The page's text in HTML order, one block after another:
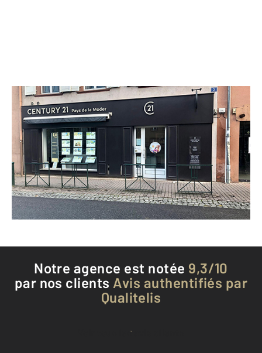
CENTURY 21 Pays de la Moder
3 rue des Dominicains
HAGUENAU - 67500
Envoyer un message
Téléphoner à l'agence
Notre agence est notée 9,3/10
par nos clients Avis authentifiés par
Qualitelis
Voir tous les avis clients